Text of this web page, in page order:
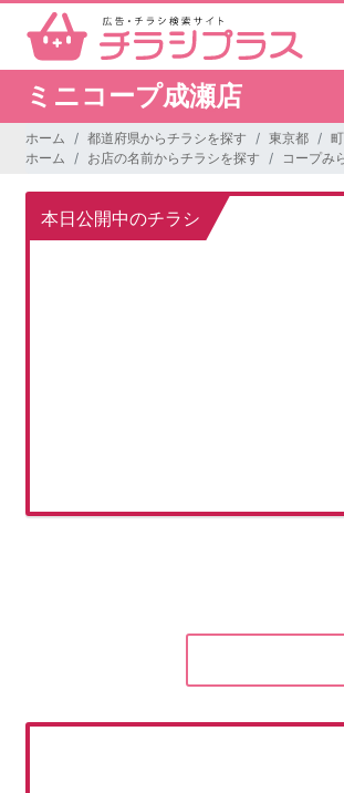
ミニコープ成瀬店
ホーム 都道府県からチラシを探す 東京都
ホーム
お店の名前からチラシを探す コープみ
本日公開中のチラシ